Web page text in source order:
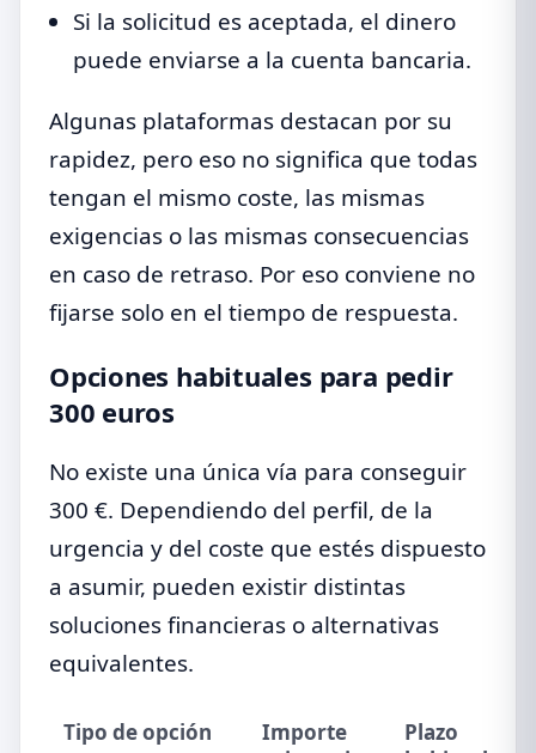
Si la solicitud es aceptada, el dinero
puede enviarse a la cuenta bancaria.
Algunas plataformas destacan por su
rapidez, pero eso no significa que todas
tengan el mismo coste, las mismas
exigencias o las mismas consecuencias
en caso de retraso. Por eso conviene no
fijarse solo en el tiempo de respuesta.
Opciones habituales para pedir
300 euros
No existe una única vía para conseguir
300 €. Dependiendo del perfil, de la
urgencia y del coste que estés dispuesto
a asumir, pueden existir distintas
soluciones financieras o alternativas
equivalentes.
Tipo de opción
Importe
Plazo